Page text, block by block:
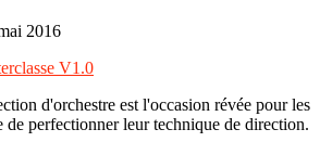
2016
d'orchestre est l'occasion révée pour les
de perfectionner leur technique de direction.